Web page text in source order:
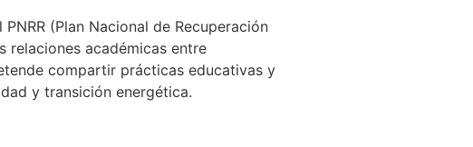
(Plan Nacional de Recuperación
relaciones académicas entre
compartir prácticas educativas y
y transición energética.